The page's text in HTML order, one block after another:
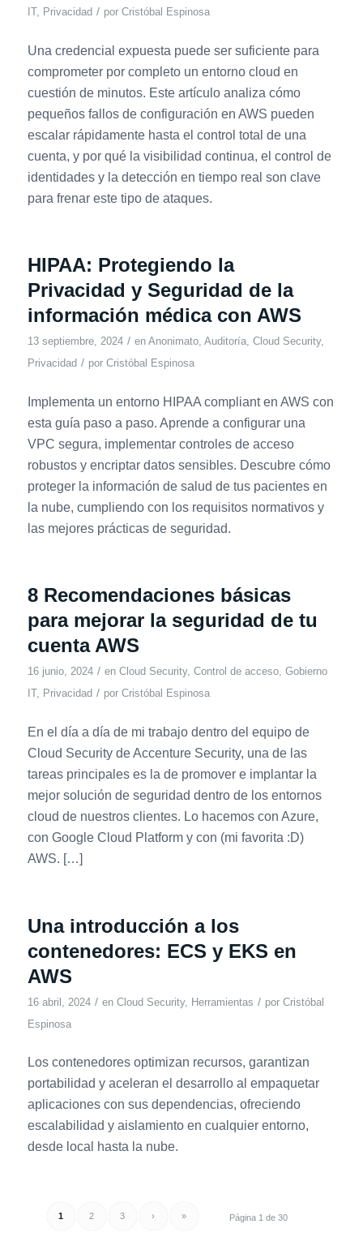
IT, Privacidad / por Cristóbal Espinosa
Una credencial expuesta puede ser suficiente para
comprometer por completo un entorno cloud en
cuestión de minutos. Este artículo analiza cómo
pequeños fallos de configuración en AWS pueden
escalar rápidamente hasta el control total de una
cuenta, y por qué la visibilidad continua, el control de
identidades y la detección en tiempo real son clave
para frenar este tipo de ataques.
HIPAA: Protegiendo la
Privacidad y Seguridad de la
información médica con AWS
13 septiembre, 2024 / en Anonimato, Auditoría, Cloud Security,
Privacidad / por Cristóbal Espinosa
Implementa un entorno HIPAA compliant en AWS con
esta guía paso a paso. Aprende a configurar una
VPC segura, implementar controles de acceso
robustos y encriptar datos sensibles. Descubre cómo
proteger la información de salud de tus pacientes en
la nube, cumpliendo con los requisitos normativos y
las mejores prácticas de seguridad.
8 Recomendaciones básicas
para mejorar la seguridad de tu
cuenta AWS
16 junio, 2024 / en Cloud Security, Control de acceso, Gobierno
IT, Privacidad / por Cristóbal Espinosa
En el día a día de mi trabajo dentro del equipo de
Cloud Security de Accenture Security, una de las
tareas principales es la de promover e implantar la
mejor solución de seguridad dentro de los entornos
cloud de nuestros clientes. Lo hacemos con Azure,
con Google Cloud Platform y con (mi favorita :D)
AWS. […]
Una introducción a los
contenedores: ECS y EKS en
AWS
16 abril, 2024 / en Cloud Security, Herramientas / por Cristóbal
Espinosa
Los contenedores optimizan recursos, garantizan
portabilidad y aceleran el desarrollo al empaquetar
aplicaciones con sus dependencias, ofreciendo
escalabilidad y aislamiento en cualquier entorno,
desde local hasta la nube.
Página 1 de 30
1 2 3 › »